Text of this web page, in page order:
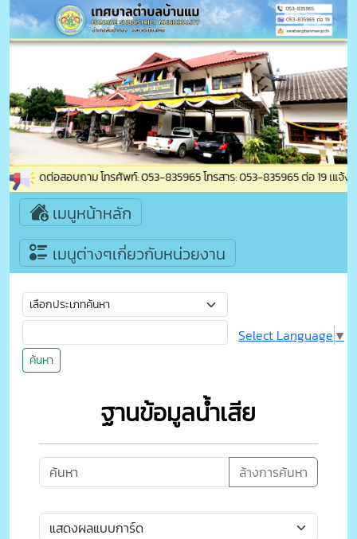
แม ติดต่อสอบถาม โทรศัพท์: 053-835965 โทรสาร: 053-835965 ต่อ 19 เแจ้งเ
เมนูหน้าหลัก
เมนูต่างๆเกี่ยวกับหน่วยงาน
ค้นหา
Select Language ▼
ฐานข้อมูลน้ำเสีย
ล้างการค้นหา